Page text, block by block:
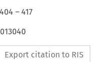
404 –417
Export citation to RIS